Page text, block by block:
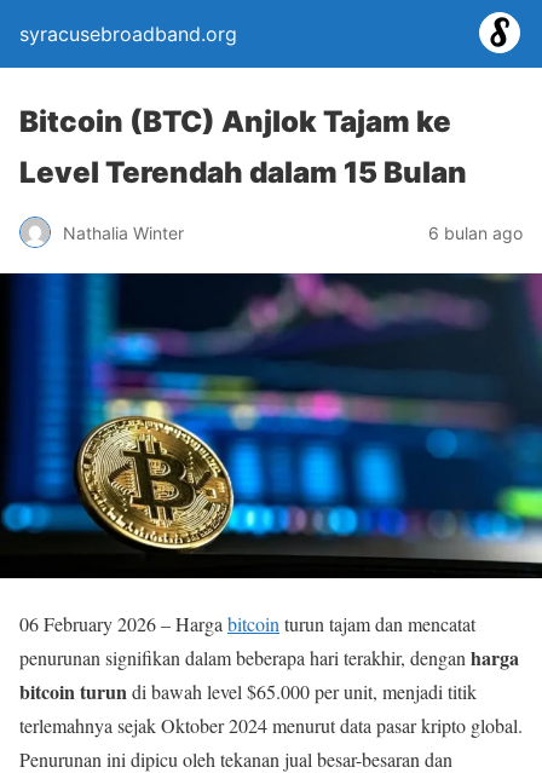
syracusebroadband.org
Bitcoin (BTC) Anjlok Tajam ke
Level Terendah dalam 15 Bulan
Nathalia Winter 6 bulan ago
06 February 2026 – Harga bitcoin turun tajam dan mencatat
penurunan signifikan dalam beberapa hari terakhir, dengan harga
bitcoin turundi bawah level $65.000 per unit, menjadi titik
terlemahnya sejak Oktober 2024 menurut data pasar kripto global.
Penurunan ini dipicu oleh tekanan jual besar-besaran dan